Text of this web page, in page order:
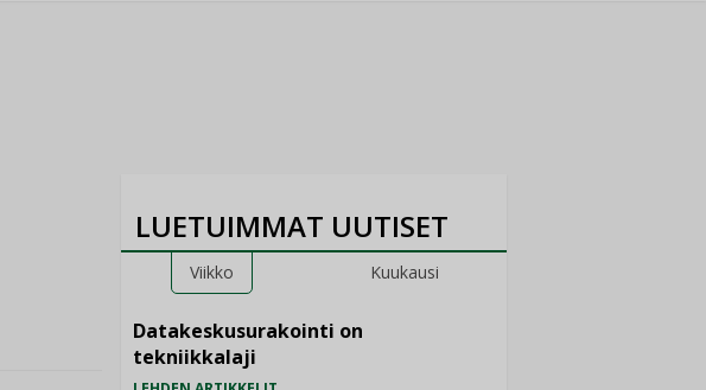
LUETUIMMAT UUTISET
Viikko Kuukausi
Datakeskusurakointi on
tekniikkalaji